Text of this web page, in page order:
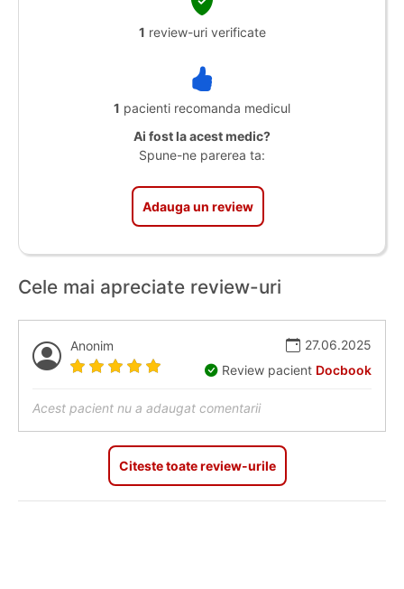
1 review-uri verificate
1 pacienti recomanda medicul
Ai fost la acest medic?
Spune-ne parerea ta:
Adauga un review
Cele mai apreciate review-uri
Anonim
27.06.2025
Review pacient Docbook
Acest pacient nu a adaugat comentarii
Citeste toate review-urile